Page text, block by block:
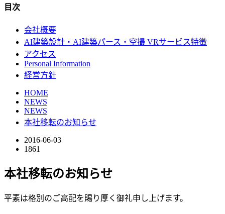
目次
会社概要
AI建築設計・AI建築パース・空撮 VRサービス特徴
アクセス
Personal Information
経営方針
HOME
NEWS
NEWS
本社移転のお知らせ
2016-06-03
1861
本社移転のお知らせ
平素は格別のご高配を賜り厚く御礼申し上げます。